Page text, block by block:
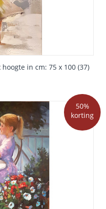
in cm: 75 x 100 (37)
50%
korting